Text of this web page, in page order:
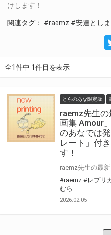
けします！
関連タグ： #raemz #安達とし
全1件中 1件目を表示
とらのあな限定版
raemz先生
画集 Amour
のあなでは
レート」付
す！
#raemz #レプリ
むら
2026.02.05